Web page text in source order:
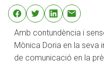
Amb contundència i
Mònica Doria en la seva
de comunicació en la